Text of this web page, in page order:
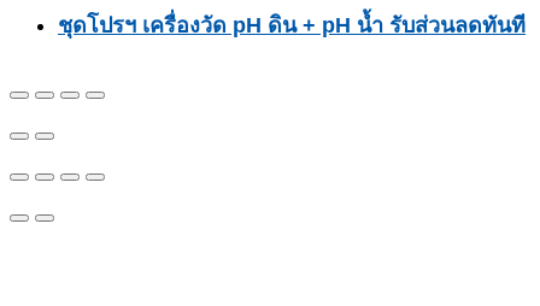
ชุดโปรฯ เครื่องวัด pH ดิน + pH น้ำ รับส่วนลดทันที